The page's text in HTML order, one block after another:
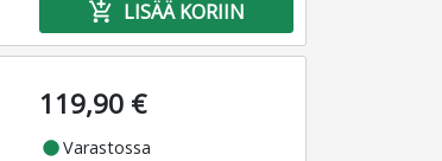
add_shopping_cart LISÄÄ KORIIN
119,90 €
fiber_manual_recordVarastossa